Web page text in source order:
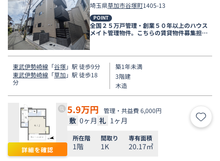
埼玉県草加市谷塚町1405-13
POINT
全国２５万戸管理・創業５０年以上のハウス
メイト管理物件。こちらの賃貸物件募集担当
店舗は新越谷店です。
東武伊勢崎線 「谷塚」駅 徒歩9分
東武伊勢崎線 「草加 」駅 徒歩18
分
築1年未満
3階建
木造
詳細を確認
5.9万円 管理・共益費 6,000円
敷 0ヶ月 礼 1ヶ月 お気
所在階
1階
間取り
1K
専有面積
20.17㎡